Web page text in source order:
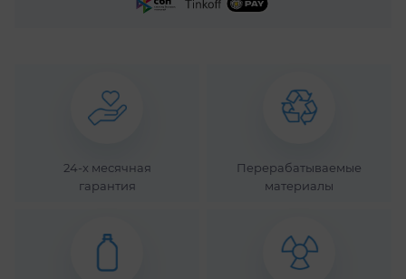
и не дальше
от ближайшей
24-x месячная
гарантия
Перерабатываемые
материалы